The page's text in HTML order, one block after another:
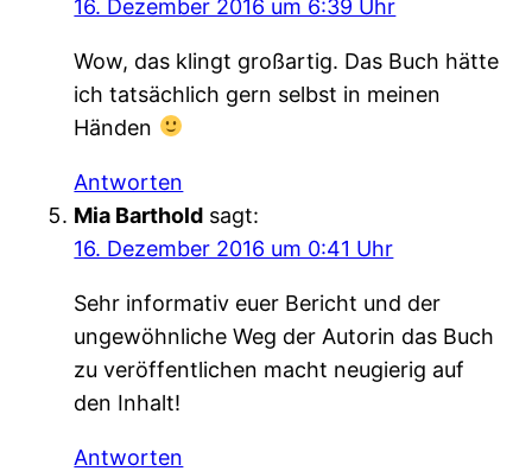
16. Dezember 2016 um 6:39 Uhr
Wow, das klingt großartig. Das Buch hätte
ich tatsächlich gern selbst in meinen
Händen
Antworten
Mia Barthold sagt:
16. Dezember 2016 um 0:41 Uhr
Sehr informativ euer Bericht und der
ungewöhnliche Weg der Autorin das Buch
zu veröffentlichen macht neugierig auf
den Inhalt!
Antworten